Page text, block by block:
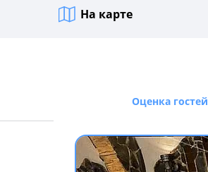
На карте
Оценка гостей